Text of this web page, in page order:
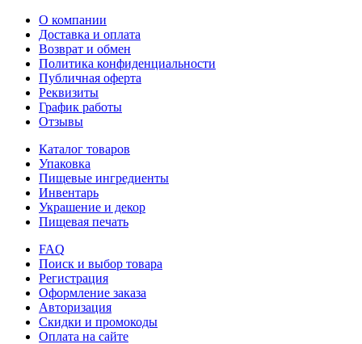
О компании
Доставка и оплата
Возврат и обмен
Политика конфиденциальности
Публичная оферта
Реквизиты
График работы
Отзывы
Каталог товаров
Упаковка
Пищевые ингредиенты
Инвентарь
Украшение и декор
Пищевая печать
FAQ
Поиск и выбор товара
Регистрация
Оформление заказа
Авторизация
Скидки и промокоды
Оплата на сайте